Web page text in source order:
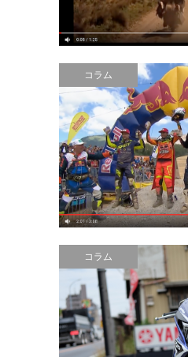
コラム
コラム